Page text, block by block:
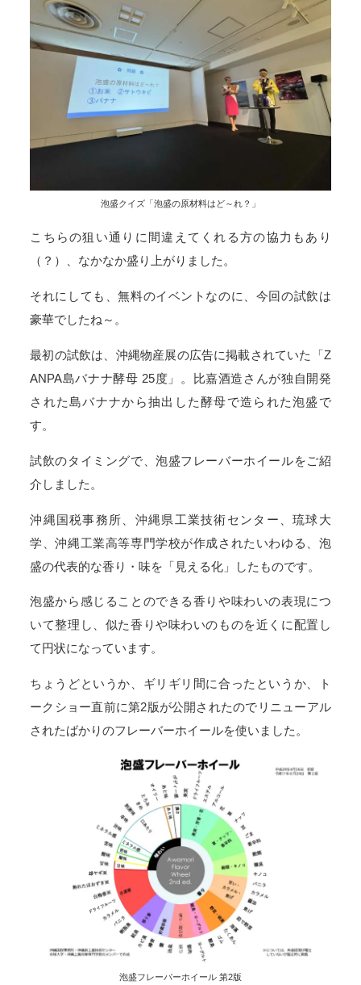
泡盛クイズ「泡盛の原材料はど～れ？」
こちらの狙い通りに間違えてくれる方の協力もあり
（？）、なかなか盛り上がりました。
それにしても、無料のイベントなのに、今回の試飲は
豪華でしたね～。
最初の試飲は、沖縄物産展の広告に掲載されていた「Z
ANPA島バナナ酵母 25度」。比嘉酒造さんが独自開発
された島バナナから抽出した酵母で造られた泡盛で
す。
試飲のタイミングで、泡盛フレーバーホイールをご紹
介しました。
沖縄国税事務所、沖縄県工業技術センター、琉球大
学、沖縄工業高等専門学校が作成されたいわゆる、泡
盛の代表的な香り・味を「見える化」したものです。
泡盛から感じることのできる香りや味わいの表現につ
いて整理し、似た香りや味わいのものを近くに配置し
て円状になっています。
ちょうどというか、ギリギリ間に合ったというか、ト
ークショー直前に第2版が公開されたのでリニューアル
されたばかりのフレーバーホイールを使いました。
泡盛フレーバーホイール 第2版